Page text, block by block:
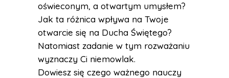
oświeconym, a otwartym umysłem?
Jak ta różnica wpływa na Twoje
otwarcie się na Ducha Świętego?
Natomiast zadanie w tym rozważaniu
wyznaczy Ci niemowlak.
Dowiesz się czego ważnego nauczy